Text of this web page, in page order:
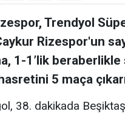
Trendyol
Rizespor'un
1-1’lik
5 maça
38. dakikada